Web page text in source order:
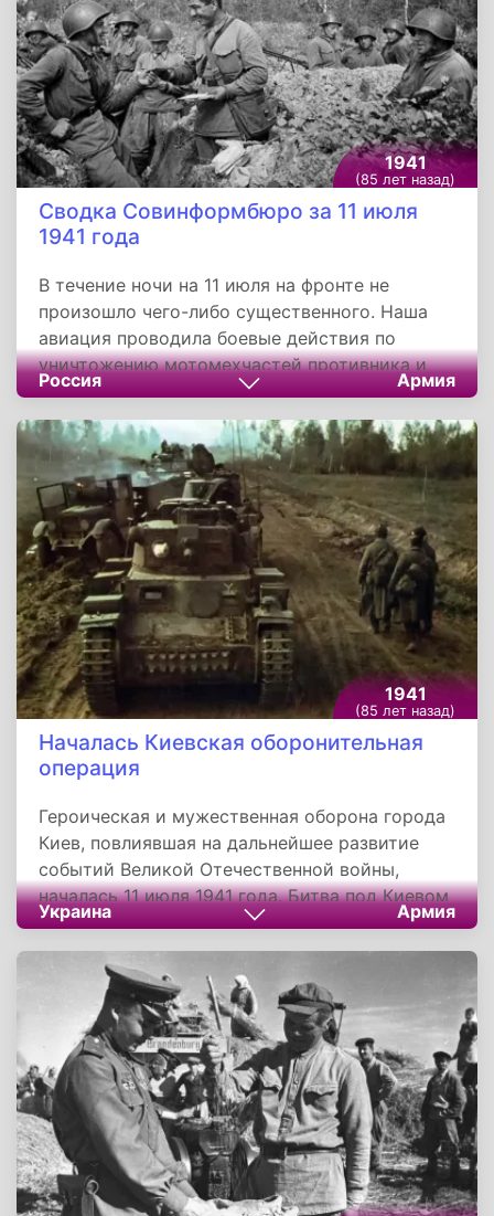
выступила на стороне союзников и оказалась
в числе победителей. После подписания в
1920 году Севрского мирного договора
страна получила значительную часть
территории Турции и Александр стал
королем увеличенной Греции.
1941
(85 лет назад)
Сводка Совинформбюро за 11 июля
1941 года
В течение ночи на 11 июля на фронте не
произошло чего-либо существенного. Наша
авиация проводила боевые действия по
уничтожению мотомехчастей противника и
совершала налёты на его аэродромы. По
уточнённым данным, за 10 июля наша авиация
в воздушных боях и на аэродромах
уничтожила 58 немецких самолётов, потеряв
9 своих самолётов.
Россия Армия
1941
(85 лет назад)
Началась Киевская оборонительная
операция
Героическая и мужественная оборона города
Киев, повлиявшая на дальнейшее развитие
событий Великой Отечественной войны,
началась 11 июля 1941 года. Битва под Киевом
или Киевская стратегическая оборонительная
операция - это крупномасштабные боевые
действия советских войск по обороне Киева
от немецко-фашистских захватчиков.
Украина Армия